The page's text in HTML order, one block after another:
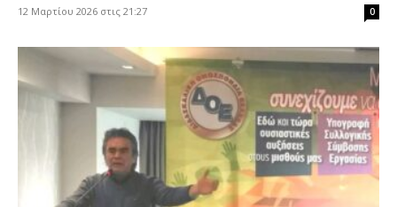
12 Μαρτίου 2026 στις 21:27 0